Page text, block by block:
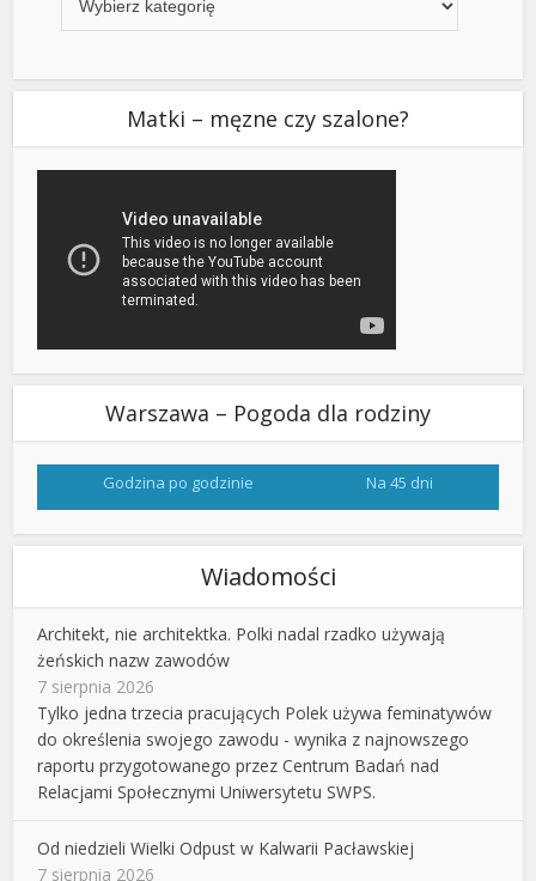
Matki – męzne czy szalone?
Warszawa – Pogoda dla rodziny
Godzina po godzinie Na 45 dni
Wiadomości
Architekt, nie architektka. Polki nadal rzadko używają
żeńskich nazw zawodów
7 sierpnia 2026
Tylko jedna trzecia pracujących Polek używa feminatywów
do określenia swojego zawodu - wynika z najnowszego
raportu przygotowanego przez Centrum Badań nad
Relacjami Społecznymi Uniwersytetu SWPS.
Od niedzieli Wielki Odpust w Kalwarii Pacławskiej
7 sierpnia 2026